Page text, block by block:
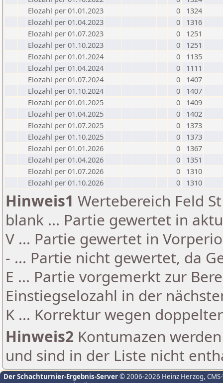
Elozahl per 01.01.2023
0
1324
Elozahl per 01.04.2023
0
1316
Elozahl per 01.07.2023
0
1251
Elozahl per 01.10.2023
0
1251
Elozahl per 01.01.2024
0
1135
Elozahl per 01.04.2024
0
1111
Elozahl per 01.07.2024
0
1407
Elozahl per 01.10.2024
0
1407
Elozahl per 01.01.2025
0
1409
Elozahl per 01.04.2025
0
1402
Elozahl per 01.07.2025
0
1373
Elozahl per 01.10.2025
0
1373
Elozahl per 01.01.2026
0
1367
Elozahl per 01.04.2026
0
1351
Elozahl per 01.07.2026
0
1310
Elozahl per 01.10.2026
0 1310
Hinweis1 Wertebereich Feld
blank ... Partie gewertet in
V ... Partie gewertet in
- ... Partie nicht gewertet, da
E ... Partie vorgemerkt zur
Einstiegselozahl in der
K ... Korrektur wegen
Hinweis2 Kontumazen
und sind in der Liste nicht
Der Schachturnier-Ergebnis-Server© 2006-2026 Heinz Herzog,